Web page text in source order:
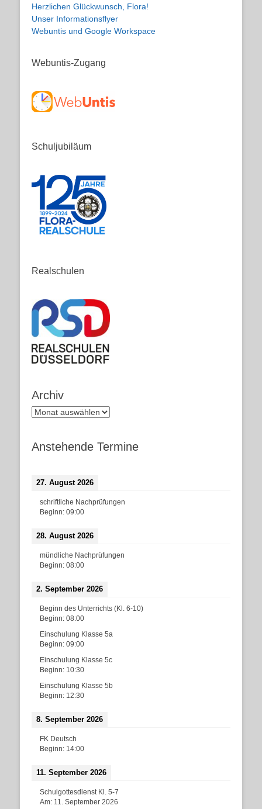
Herzlichen Glückwunsch, Flora!
Unser Informationsflyer
Webuntis und Google Workspace
Webuntis-Zugang
Schuljubiläum
Realschulen
Archiv
Archiv
Anstehende Termine
27. August 2026
schriftliche Nachprüfungen
Beginn: 09:00
28. August 2026
mündliche Nachprüfungen
Beginn: 08:00
2. September 2026
Beginn des Unterrichts (Kl. 6-10)
Beginn: 08:00
Einschulung Klasse 5a
Beginn: 09:00
Einschulung Klasse 5c
Beginn: 10:30
Einschulung Klasse 5b
Beginn: 12:30
8. September 2026
FK Deutsch
Beginn: 14:00
11. September 2026
Schulgottesdienst Kl. 5-7
Am: 11. September 2026